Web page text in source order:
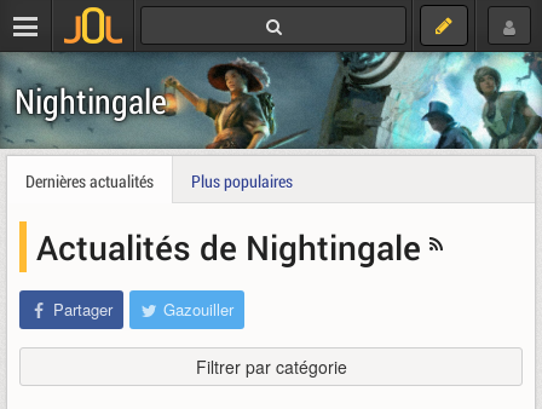
Nightingale
Dernières actualités Plus populaires
Actualités de Nightingale
Partager Gazouiller
Filtrer par catégorie